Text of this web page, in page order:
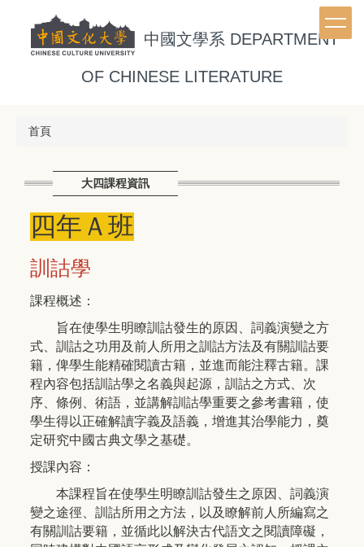
中國文學系 DEPARTMENT
OF CHINESE LITERATURE
首頁
大四課程資訊
四年Ａ班
訓詁學
課程概述：
旨在使學生明瞭訓詁發生的原因、詞義演變之方
式、訓詁之功用及前人所用之訓詁方法及有關訓詁要
籍，俾學生能精確閱讀古籍，並進而能注釋古籍。課
程內容包括訓詁學之名義與起源，訓詁之方式、次
序、條例、術語，並講解訓詁學重要之參考書籍，使
學生得以正確解讀字義及語義，增進其治學能力，奠
定研究中國古典文學之基礎。
授課內容：
本課程旨在使學生明瞭訓詁發生之原因、詞義演
變之途徑、訓詁所用之方法，以及瞭解前人所編寫之
有關訓詁要籍，並循此以解決古代語文之閱讀障礙，